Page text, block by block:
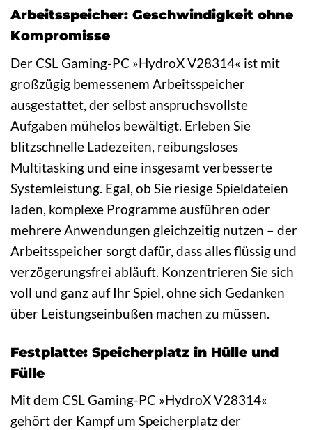
Arbeitsspeicher: Geschwindigkeit ohne
Kompromisse
Der CSL Gaming-PC »HydroX V28314« ist mit
großzügig bemessenem Arbeitsspeicher
ausgestattet, der selbst anspruchsvollste
Aufgaben mühelos bewältigt. Erleben Sie
blitzschnelle Ladezeiten, reibungsloses
Multitasking und eine insgesamt verbesserte
Systemleistung. Egal, ob Sie riesige Spieldateien
laden, komplexe Programme ausführen oder
mehrere Anwendungen gleichzeitig nutzen – der
Arbeitsspeicher sorgt dafür, dass alles flüssig und
verzögerungsfrei abläuft. Konzentrieren Sie sich
voll und ganz auf Ihr Spiel, ohne sich Gedanken
über Leistungseinbußen machen zu müssen.
Festplatte: Speicherplatz in Hülle und
Fülle
Mit dem CSL Gaming-PC »HydroX V28314«
gehört der Kampf um Speicherplatz der